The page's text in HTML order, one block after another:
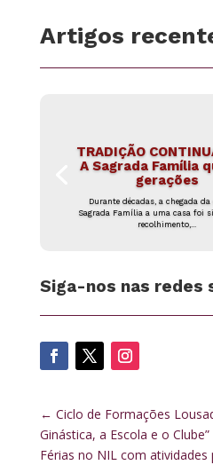
Artigos
TRADIÇÃO
A Sagrada Família
gerações
Durante décadas, a chegada
Sagrada Família a uma casa foi
recolhimento,...
Siga-nos nas redes
← Ciclo de Formações
Ginástica, a Escola e o Clube”
Férias no NIL com atividades